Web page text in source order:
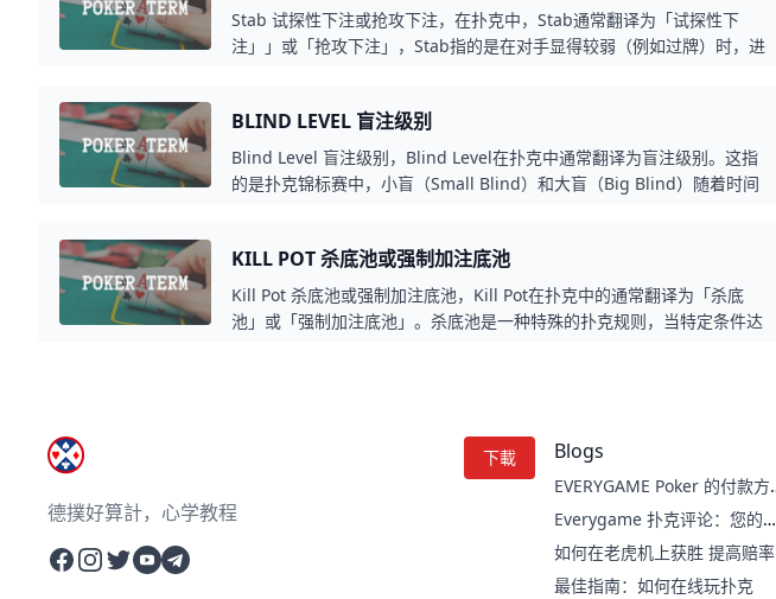
Stab 试探性下注或抢攻下注，在扑克中，Stab通常翻译为「试探性下
注」」或「抢攻下注」，Stab指的是在对手显得较弱（例如过牌）时，进
利用对手的被动表现来施加压力，即使手牌不够强，也能透过这种方式成
功赢得底池。掌握何时Stab，能够提升玩家的进攻性，让自己在牌局中更
具优势。
BLIND LEVEL 盲注级别
Blind Level 盲注级别，Blind Level在扑克中通常翻译为盲注级别。这指
的是扑克锦标赛中，小盲（Small Blind）和大盲（Big Blind）随着时间
锦标赛可能从100/200的盲注开始，然后升级到200/400、500/1000，以
此类推。这种机制促使玩家更积极参与牌局，避免筹码因盲注上升而被蚕
食。
KILL POT 杀底池或强制加注底池
Kill Pot 杀底池或强制加注底池，Kill Pot在扑克中的通常翻译为「杀底
池」或「强制加注底池」。杀底池是一种特殊的扑克规则，当特定条件达
下載
德撲好算計，心学教程
Facebook
Instagram
Twitter
YouTube
Telegram
Blogs
EVERYGAME Poker 的付款方
式：快速、轻松的交易
Everygame 扑克评论：您的在
线扑克指南
如何在老虎机上获胜 提高赔率
的技巧
最佳指南：如何在线玩扑克